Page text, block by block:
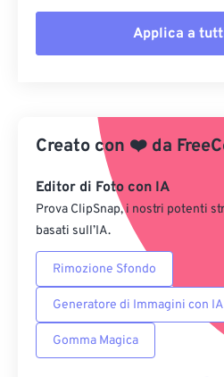
Applica a
Applica da
Salva come predefinito
Creato con ❤️ da
Editor di Foto con IA
Prova ClipSnap, i nostri potenti
basati sull’IA.
Rimozione Sfondo
Generatore di Immagini con IA
Gomma Magica